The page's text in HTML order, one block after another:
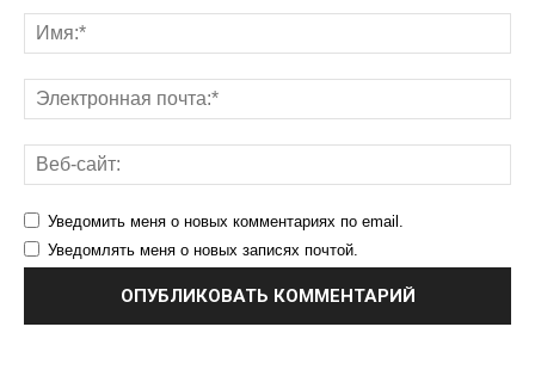
Уведомить меня о новых комментариях по email.
Уведомлять меня о новых записях почтой.